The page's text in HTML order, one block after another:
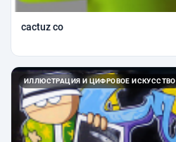
cactuz co
ИЛЛЮСТРАЦИЯ И ЦИФРОВОЕ ИСКУССТВО